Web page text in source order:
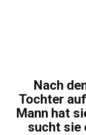
Nach
Tochter
Mann hat
sucht sie